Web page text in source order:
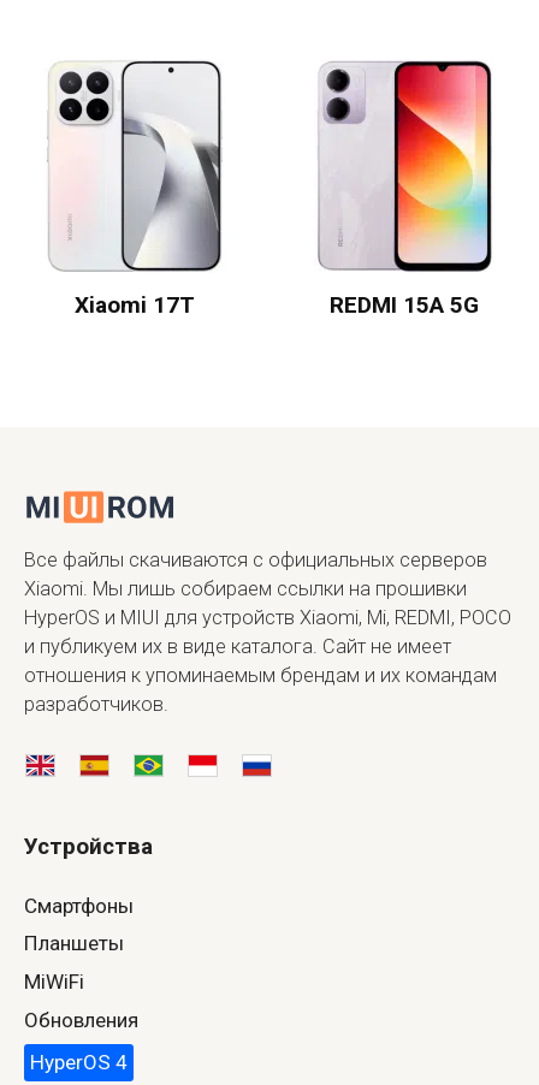
Xiaomi 17T REDMI 15A 5G
Все файлы скачиваются с официальных серверов
Xiaomi. Мы лишь собираем ссылки на прошивки
HyperOS и MIUI для устройств Xiaomi, Mi, REDMI, POCO
и публикуем их в виде каталога. Сайт не имеет
отношения к упоминаемым брендам и их командам
разработчиков.
Устройства
Смартфоны
Планшеты
MiWiFi
Обновления
HyperOS 4